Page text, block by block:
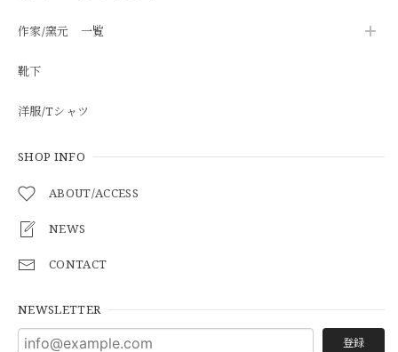
作家/窯元 一覧
靴下
洋服/Tシャツ
SHOP INFO
ABOUT/ACCESS
NEWS
CONTACT
NEWSLETTER
登録